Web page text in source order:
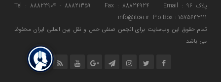
پلاک 96 Tel : 88822904 - 88821359 Fax : 88824924 Email :
info@itcai.ir P.o Box : 1575643111
تمام حقوق اين وب‌سايت برای انجمن صنفی حمل و نقل بین المللی ایران محفوظ
می باشد